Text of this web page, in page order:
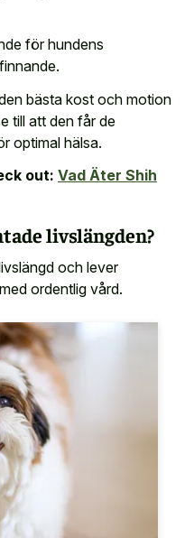
för hundens
bästa kost och motion
till att den får de
optimal hälsa.
out: Vad Äter Shih
livslängden?
och lever
ordentlig vård.